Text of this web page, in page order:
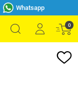
Whatsapp
0